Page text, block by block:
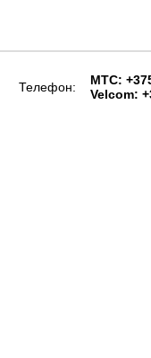
Телефон:
МТС:
Velcom: